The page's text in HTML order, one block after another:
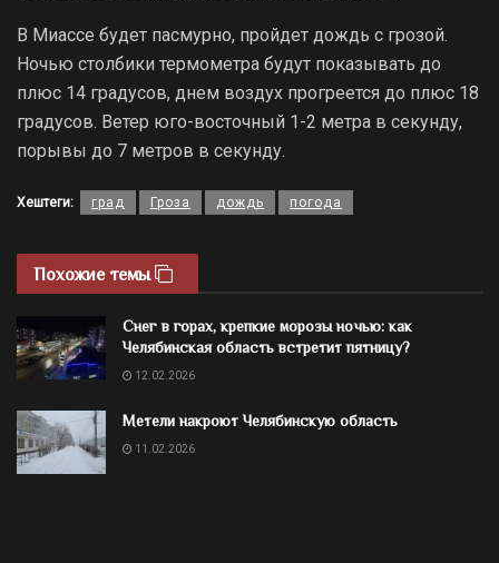
В Миассе будет пасмурно, пройдет дождь с грозой.
Ночью столбики термометра будут показывать до
плюс 14 градусов, днем воздух прогреется до плюс 18
градусов. Ветер юго-восточный 1-2 метра в секунду,
порывы до 7 метров в секунду.
Хештеги: град Гроза дождь погода
Похожие темы
Снег в горах, крепкие морозы ночью: как
Челябинская область встретит пятницу?
12.02.2026
Метели накроют Челябинскую область
11.02.2026